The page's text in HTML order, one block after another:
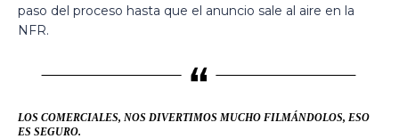
paso del proceso hasta que el anuncio sale al aire en la
NFR.
LOS COMERCIALES, NOS DIVERTIMOS MUCHO FILMÁNDOLOS, ESO
ES SEGURO.